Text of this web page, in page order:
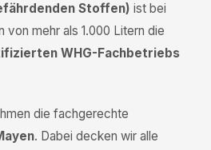
Stoffen) ist bei
von mehr als 1.000 Litern die
WHG-Fachbetriebs
die fachgerechte
. Dabei decken wir alle